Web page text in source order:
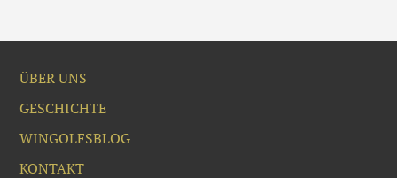
ÜBER UNS
GESCHICHTE
WINGOLFSBLOG
KONTAKT